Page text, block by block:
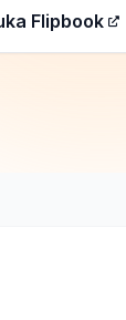
Flipbook